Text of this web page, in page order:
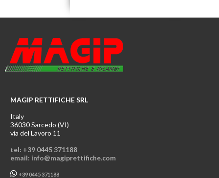
MAGIP RETTIFICHE SRL
Italy
36030 Sarcedo (VI)
via del Lavoro 11
tel: +39 0445 371188
email: info@magiprettifiche.com
+39 0445 371188